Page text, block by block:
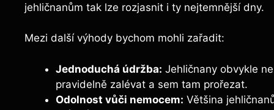
jehličnanům tak lze rozjasnit i ty nejtemnější dny.
Mezi další výhody bychom mohli zařadit:
Jednoduchá údržba: Jehličnany obvykle
pravidelně‌ zalévat a sem tam ​prořezat.
Odolnost vůči nemocem: Většina